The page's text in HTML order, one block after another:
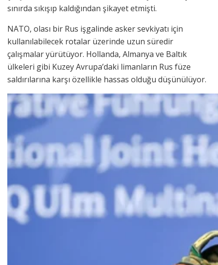
sınırda sıkışıp kaldığından şikayet etmişti.
NATO, olası bir Rus işgalinde asker sevkiyatı için
kullanılabilecek rotalar üzerinde uzun süredir
çalışmalar yürütüyor. Hollanda, Almanya ve Baltık
ülkeleri gibi Kuzey Avrupa’daki limanların Rus füze
saldırılarına karşı özellikle hassas olduğu düşünülüyor.